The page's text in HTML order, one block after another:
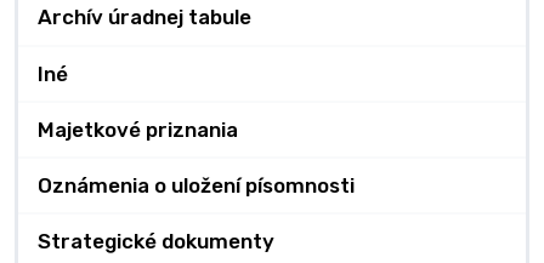
Archív úradnej tabule
Iné
Majetkové priznania
Oznámenia o uložení písomnosti
Strategické dokumenty